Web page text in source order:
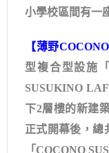
小學校區間有一
【薄野
型複合型設施
SUSUKINO
下2層樓的新建
正式開幕後，總
「COCONO